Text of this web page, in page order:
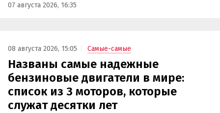
07 августа 2026, 16:35
08 августа 2026, 15:05 Самые-самые
Названы самые надежные
бензиновые двигатели в мире:
список из 3 моторов, которые
служат десятки лет